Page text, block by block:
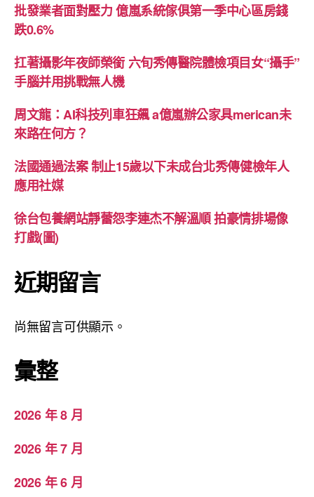
批發業者面對壓力 億嵐系統傢俱第一季中心區房錢
跌0.6%
扛著攝影年夜師榮銜 六旬秀傳醫院體檢項目女“攝手”
手腦并用挑戰無人機
周文龍：AI科技列車狂飆 a億嵐辦公家具merican未
來路在何方？
法國通過法案 制止15歲以下未成台北秀傳健檢年人
應用社媒
徐台包養網站靜蕾怨李連杰不解溫順 拍豪情排場像
打戲(圖)
近期留言
尚無留言可供顯示。
彙整
2026 年 8 月
2026 年 7 月
2026 年 6 月